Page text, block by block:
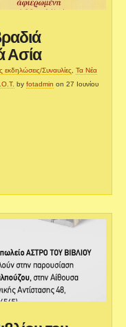
Ασία
εκδηλώσεις/Συναυλίες ,Τα Νέα
byfotadmin on 27 Ιουνίου